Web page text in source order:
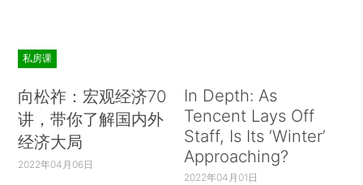
私房课
向松祚：宏观经济70
讲，带你了解国内外
经济大局
2022年04月06日
In Depth: As
Tencent Lays Off
Staff, Is Its ‘Winter’
Approaching?
2022年04月01日